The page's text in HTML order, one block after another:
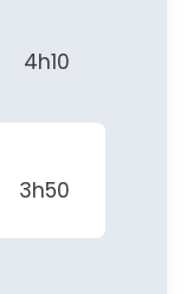
4h10
3h50